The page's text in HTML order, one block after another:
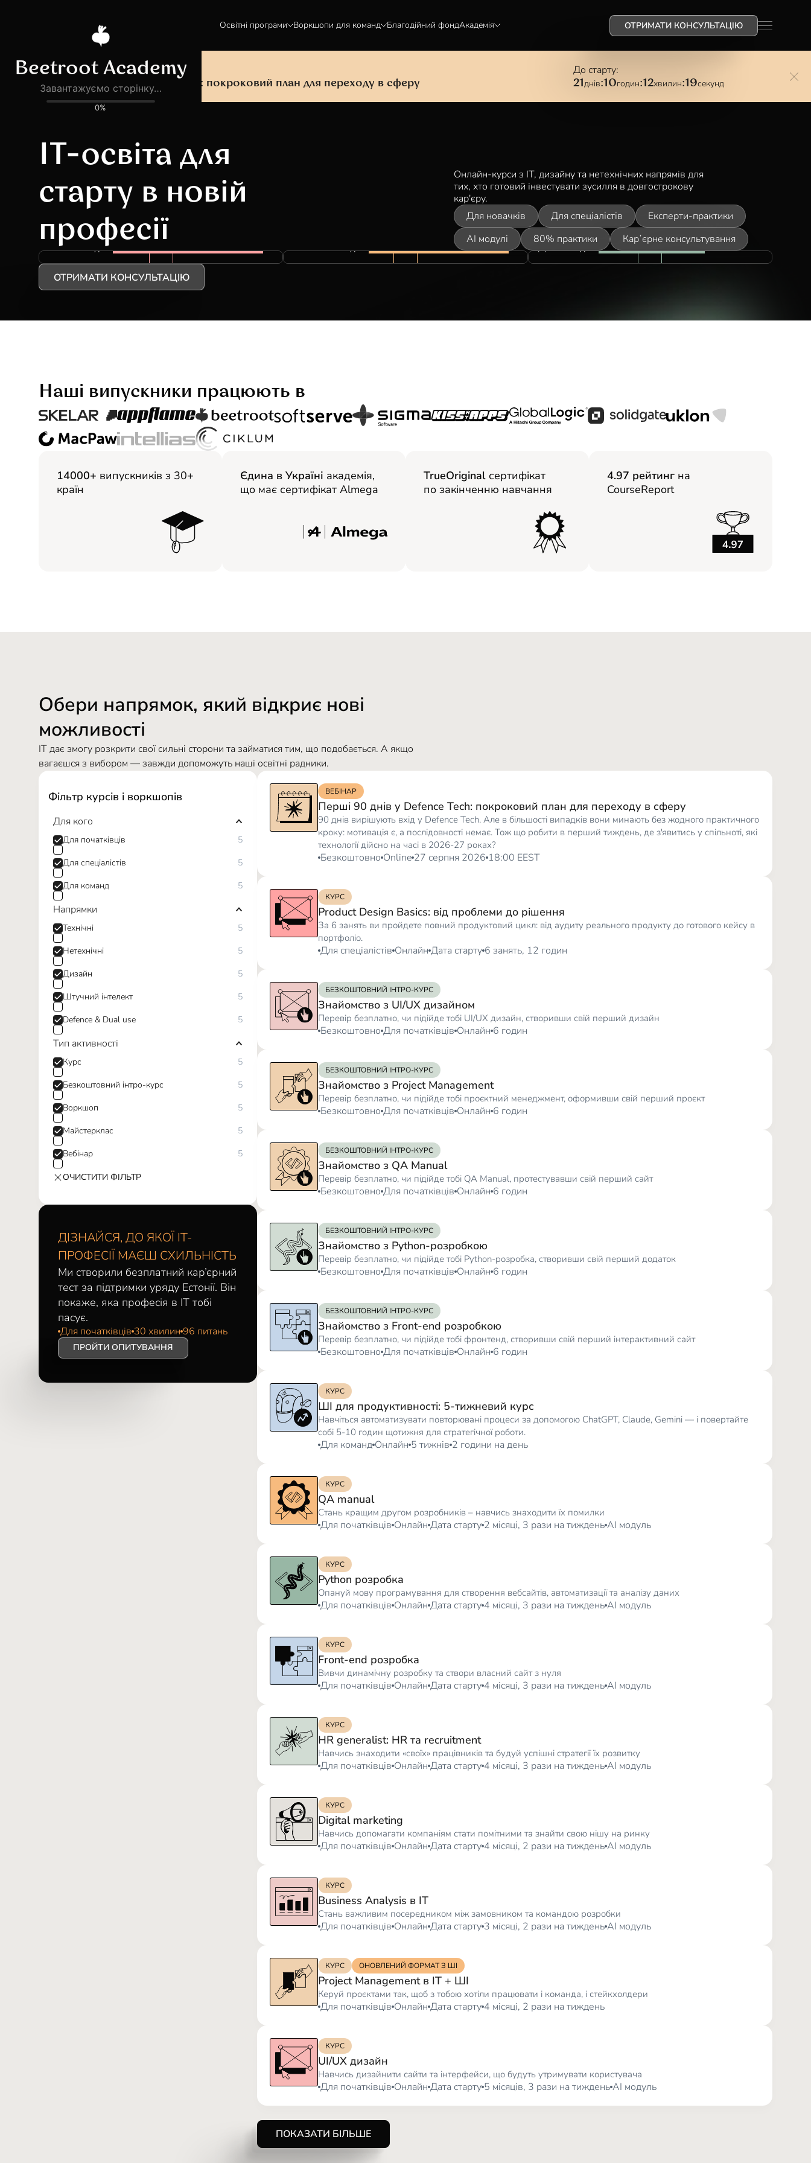
Освітні програми Воркшопи для команд Благодійний фондАкадемія ОТРИМАТИ КОНСУЛЬТАЦІЮ
Безкоштовний практичний вебінар
Перші 90 днів у Defence Tech: покроковий план для переходу в сферу
До старту:
21 днів:10годин:12хвилин:18секунд
IT-освіта для
старту в новій
професії
Онлайн-курси з ІТ, дизайну та нетехнічних напрямів для
тих, хто готовий інвестувати зусилля в довгострокову
кар'єру.
Для новачків
Для спеціалістів
Експерти-практики
AI модулі
80% практики Карʼєрне консультування
Технічні курси РОЗРОБКА & ПРОГРАМУВАННЯ Нетехнічні курси МЕНЕДЖМЕНТ & МАРКЕТИНГ Дизайн курси АНАЛІЗ & ТВОРЧІСТЬ
ОТРИМАТИ КОНСУЛЬТАЦІЮ
Наші випускники працюють в
14000+ випускників з 30+
країн
Єдина в Україні академія,
що має сертифікат Almega
TrueOriginal сертифікат
по закінченню навчання
4.97 рейтинг на
CourseReport
Обери напрямок, який відкриє нові
можливості
ІТ дає змогу розкрити свої сильні сторони та займатися тим, що подобається. А якщо
вагаєшся з вибором — завжди допоможуть наші освітні радники.
Фільтр курсів і воркшопів
Для кого
Для початківців
5
Для спеціалістів
5
Для команд
5
Напрямки
Технічні
5
Нетехнічні
5
Дизайн
5
Штучний інтелект
5
Defence & Dual use
5
Тип активності
Курс
5
Безкоштовний інтро-курс
5
Воркшоп
5
Майстерклас
5
Вебінар
5
ОЧИСТИТИ ФІЛЬТР
ДІЗНАЙСЯ, ДО ЯКОЇ ІТ-
ПРОФЕСІЇ МАЄШ СХИЛЬНІСТЬ
Ми створили безплатний кар’єрний
тест за підтримки уряду Естонії. Він
покаже, яка професія в ІТ тобі
пасує.
Для початківців 30 хвилин 96 питань
ПРОЙТИ ОПИТУВАННЯ
ВЕБІНАР
Перші 90 днів у Defence Tech: покроковий план для переходу в сферу
90 днів вирішують вхід у Defence Tech. Але в більшості випадків вони минають без жодного практичного
кроку: мотивація є, а послідовності немає. Тож що робити в перший тиждень, де з'явитись у спільноті, які
технології дійсно на часі в 2026-27 роках?
Безкоштовно Online 27 серпня 2026 18:00 EEST
КУРС
Product Design Basics: від проблеми до рішення
За 6 занять ви пройдете повний продуктовий цикл: від аудиту реального продукту до готового кейсу в
портфоліо.
Для спеціалістів Онлайн Дата старту 6 занять, 12 годин
БЕЗКОШТОВНИЙ ІНТРО-КУРС
Знайомство з UI/UX дизайном
Перевір безплатно, чи підійде тобі UI/UX дизайн, створивши свій перший дизайн
Безкоштовно Для початківців Онлайн 6 годин
БЕЗКОШТОВНИЙ ІНТРО-КУРС
Знайомство з Project Management
Перевір безплатно, чи підійде тобі проєктний менеджмент, оформивши свій перший проєкт
Безкоштовно Для початківців Онлайн 6 годин
БЕЗКОШТОВНИЙ ІНТРО-КУРС
Знайомство з QA Manual
Перевір безплатно, чи підійде тобі QA Manual, протестувавши свій перший сайт
Безкоштовно Для початківців Онлайн 6 годин
БЕЗКОШТОВНИЙ ІНТРО-КУРС
Знайомство з Python-розробкою
Перевір безплатно, чи підійде тобі Python-розробка, створивши свій перший додаток
Безкоштовно Для початківців Онлайн 6 годин
БЕЗКОШТОВНИЙ ІНТРО-КУРС
Знайомство з Front-end розробкою
Перевір безплатно, чи підійде тобі фронтенд, створивши свій перший інтерактивний сайт
Безкоштовно Для початківців Онлайн 6 годин
КУРС
ШІ для продуктивності: 5-тижневий курс
Навчіться автоматизувати повторювані процеси за допомогою ChatGPT, Claude, Gemini — і повертайте
собі 5-10 годин щотижня для стратегічної роботи.
Для команд Онлайн 5 тижнів 2 години на день
КУРС
QA manual
Стань кращим другом розробників – навчись знаходити їх помилки
Для початківців Онлайн Дата старту 2 місяці, 3 рази на тижденьAI модуль
КУРС
Python розробка
Опануй мову програмування для створення вебсайтів, автоматизації та аналізу даних
Для початківців Онлайн Дата старту 4 місяці, 3 рази на тижденьAI модуль
КУРС
Front-end розробка
Вивчи динамічну розробку та створи власний сайт з нуля
Для початківців Онлайн Дата старту 4 місяці, 3 рази на тижденьAI модуль
КУРС
HR generalist: HR та recruitment
Навчись знаходити «своїх» працівників та будуй успішні стратегії їх розвитку
Для початківців Онлайн Дата старту 4 місяці, 3 рази на тижденьAI модуль
КУРС
Digital marketing
Навчись допомагати компаніям стати помітними та знайти свою нішу на ринку
Для початківців Онлайн Дата старту 4 місяці, 2 рази на тижденьAI модуль
КУРС
Business Analysis в IT
Стань важливим посередником між замовником та командою розробки
Для початківців Онлайн Дата старту 3 місяці, 2 рази на тижденьAI модуль
КУРС ОНОВЛЕНИЙ ФОРМАТ З ШІ
Project Management в IT + ШІ
Керуй проєктами так, щоб з тобою хотіли працювати і команда, і стейкхолдери
Для початківців Онлайн Дата старту 4 місяці, 2 рази на тиждень
КУРС
UI/UX дизайн
Навчись дизайнити сайти та інтерфейси, що будуть утримувати користувача
Для початківців Онлайн Дата старту 5 місяців, 3 рази на тижденьAI модуль
ПОКАЗАТИ БІЛЬШЕ